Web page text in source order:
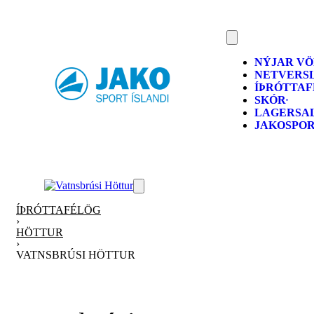
NÝJAR
SKÓR
ÍÞRÓTTAFÉLÖG
›
HÖTTUR
›
VATNSBRÚSI HÖTTUR